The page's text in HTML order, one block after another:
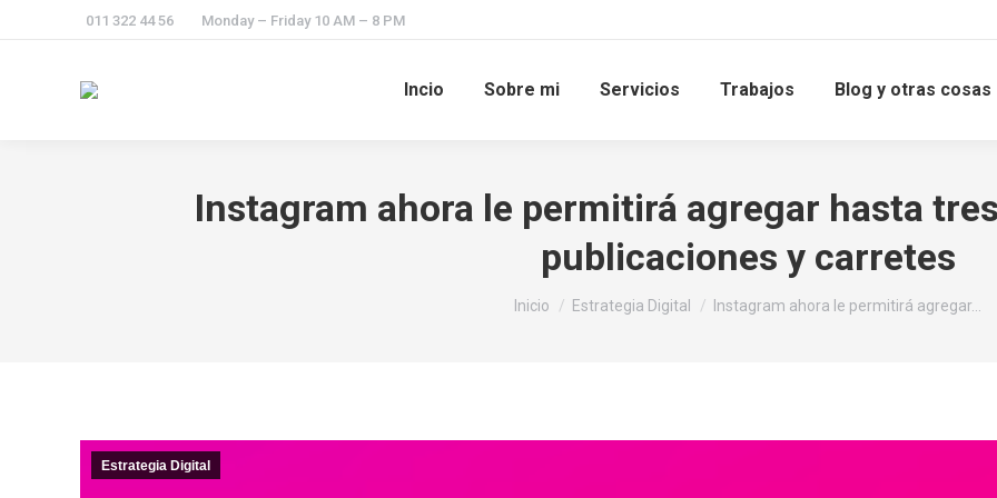
011 322 44 56 Monday – Friday 10 AM – 8 PM
Incio Sobre mi Servicios Trabajos Blog y otras cosas
Instagram ahora le permitirá agregar hasta
publicaciones y carretes
Estás aquí:
Inicio Estrategia Digital Instagram ahora le permitirá agregar…
Estrategia Digital